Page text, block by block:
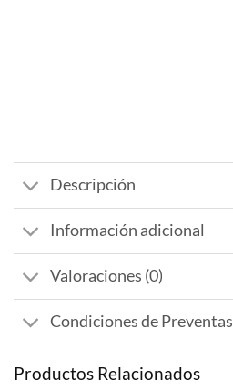
Descripción
Información adicional
Valoraciones (0)
Condiciones de Preventas
Productos Relacionados